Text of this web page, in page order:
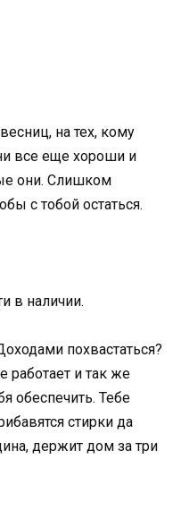
на тех, кому
все еще хороши и
они. Слишком
с тобой остаться.
в наличии.
похвастаться?
работает и так же
обеспечить. Тебе
стирки да
держит дом за три